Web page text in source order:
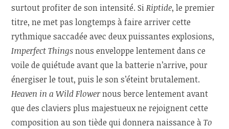
surtout profiter de son intensité. SiRiptide, le premier
titre, ne met pas longtemps à faire arriver cette
rythmique saccadée avec deux puissantes explosions,
Imperfect Thingsnous enveloppe lentement dans ce
voile de quiétude avant que la batterie n’arrive, pour
énergiser le tout, puis le son s’éteint brutalement.
Heaven in a Wild Flowernous berce lentement avant
que des claviers plus majestueux ne rejoignent cette
composition au son tiède qui donnera naissance àTo